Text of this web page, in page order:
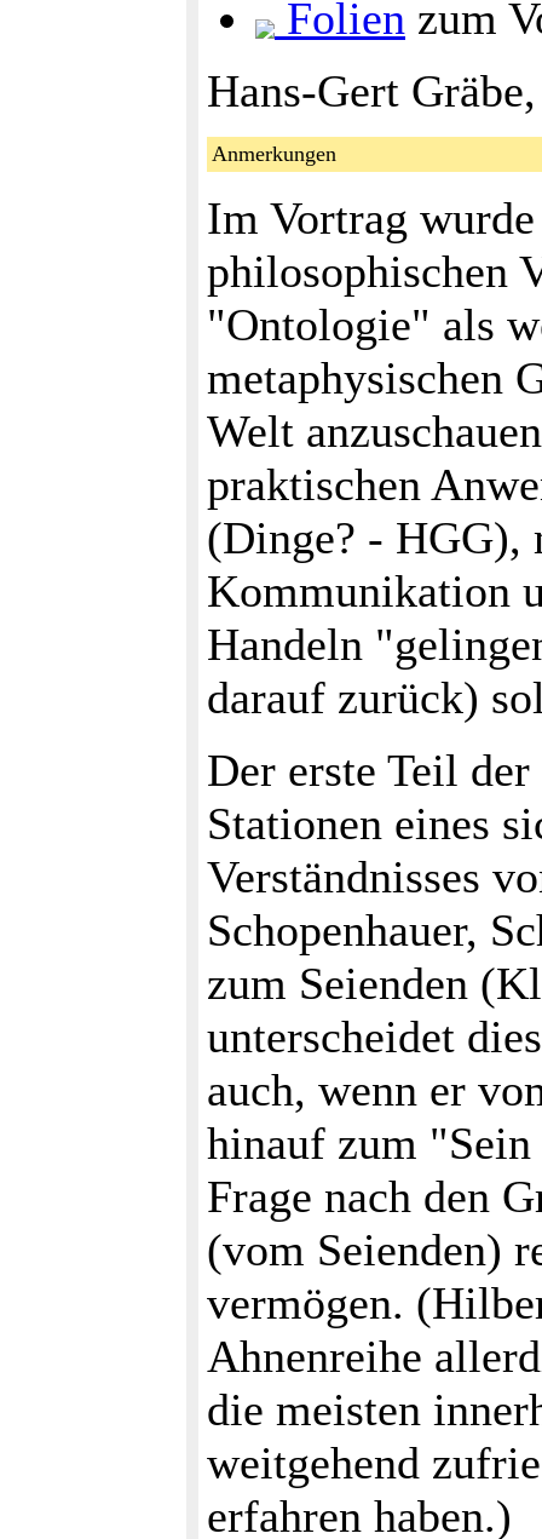
Folien zum
Hans-Gert
Anmerkungen
Im Vortrag
philosophischen
"Ontologie" als
metaphysischen
Welt
praktischen
(Dinge? - HGG),
Kommunikation
Handeln
darauf zurück)
Der erste Teil
Stationen eines
Verständnisses
Schopenhauer,
zum Seienden
unterscheidet
auch, wenn er
hinauf zum "Sein
Frage nach den
(vom Seienden)
vermögen.
Ahnenreihe
die meisten
weitgehend
erfahren haben.)